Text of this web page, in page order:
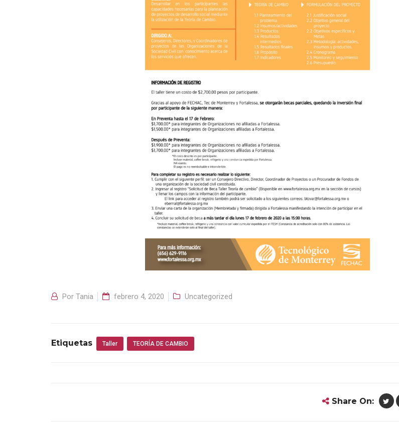
Por Tania febrero 4, 2020 Uncategorized
Etiquetas Taller TEORÍA DE CAMBIO
Share On: